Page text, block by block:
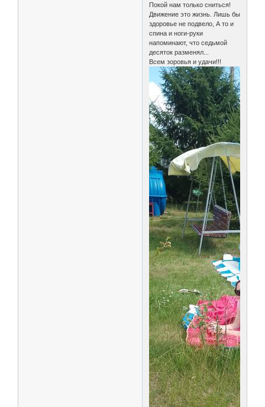
Покой нам только сниться!
Движение это жизнь. Лишь бы
здоровье не подвело, А то и
спина и ноги-руки
напоминают, что седьмой
десяток разменял...
Всем зоровья и удачи!!!